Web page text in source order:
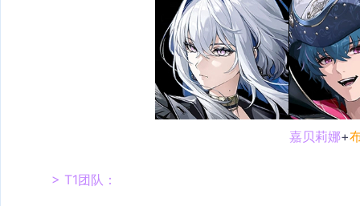
嘉贝莉娜+
> T1团队：